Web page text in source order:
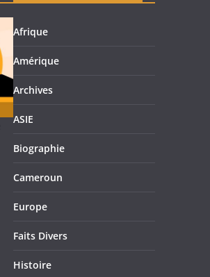
Afrique
Amérique
Archives
ASIE
Biographie
Cameroun
Europe
Faits Divers
Histoire